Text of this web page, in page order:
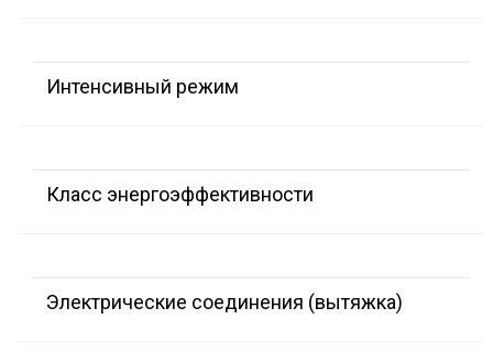
Интенсивный режим
Класс энергоэффективности
Электрические соединения (вытяжка)